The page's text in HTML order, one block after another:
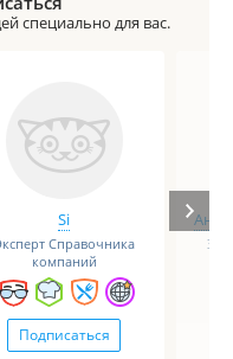
специально для вас.
Si
Справочника
компаний
Подписаться